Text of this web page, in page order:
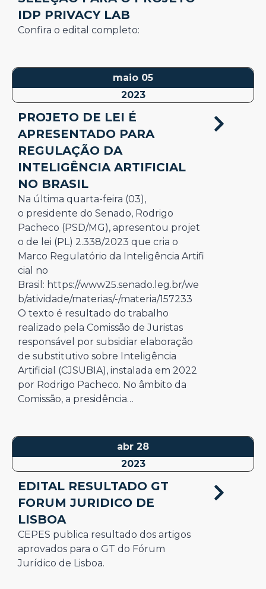
IDP PRIVACY LAB
Confira o edital completo:
maio 05
2023
PROJETO DE LEI É
APRESENTADO PARA
REGULAÇÃO DA
INTELIGÊNCIA ARTIFICIAL
NO BRASIL
Na última quarta-feira (03),
o presidente do Senado, Rodrigo
Pacheco (PSD/MG), apresentou projet
o de lei (PL) 2.338/2023 que cria o
Marco Regulatório da Inteligência Artifi
cial no
Brasil: https://www25.senado.leg.br/we
b/atividade/materias/-/materia/157233
O texto é resultado do trabalho
realizado pela Comissão de Juristas
responsável por subsidiar elaboração
de substitutivo sobre Inteligência
Artificial (CJSUBIA), instalada em 2022
por Rodrigo Pacheco. No âmbito da
Comissão, a presidência…
abr 28
2023
EDITAL RESULTADO GT
FORUM JURIDICO DE
LISBOA
CEPES publica resultado dos artigos
aprovados para o GT do Fórum
Jurídico de Lisboa.